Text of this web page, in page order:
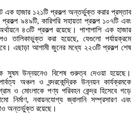
এক হাজার ১২১টি প্রকল্প অন্তর্ভুক্ত করার প্রস্তাব
৯৪৯টি, কারিগরি সহায়তা প্রকল্প ১০৭টি এবং
৪৩টি প্রকল্প রয়েছে। পাশাপাশি এক হাজার
তালিকাভুক্ত করা হয়েছে, যেগুলো পর্যায়ক্রমে
এছাড়া আগামী জুনের মধ্যে ২২৩টি প্রকল্প শেষ
সুষম উন্নয়নেও বিশেষ গুরুত্ব দেওয়া হয়েছে।
অঞ্চল ও বন্দরকেন্দ্রিক উন্নয়ন কার্যক্রমকে
ও মোংলাকে পণ্য পরিবহন কেন্দ্র হিসেবে গড়ে
নির্মাণ, নবায়নযোগ্য জ্বালানি সম্প্রসারণ এবং
অন্তর্ভুক্ত রয়েছে।